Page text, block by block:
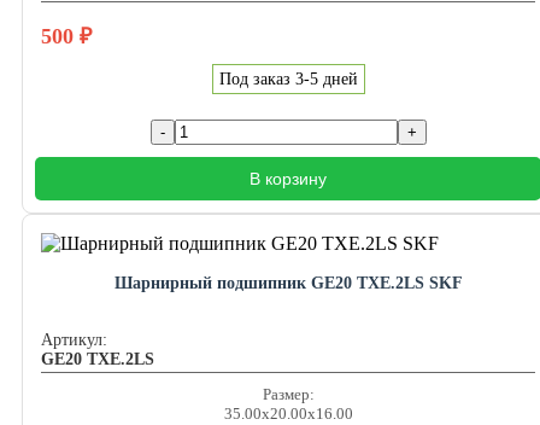
500 ₽
Под заказ 3-5 дней
В корзину
Шарнирный подшипник GE20 TXE.2LS SKF
Артикул:
GE20 TXE.2LS
Размер:
35.00x20.00x16.00